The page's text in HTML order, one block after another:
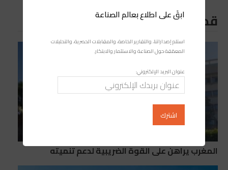
قد يعجبك ايضا
المغرب يراهن على القوة الضريبية لدعم تنميته
ابقَ على اطلاع بعالم الصناعة
استلم إصداراتنا، والتقارير الخاصة، والمقابلات الحصرية، والتحليلات
المعمّقة حول الصناعة والاستثمار والابتكار.
عنوان البريد الإلكتروني: